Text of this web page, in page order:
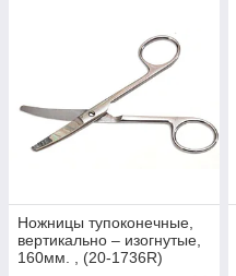
Ножницы тупоконечные,
вертикально – изогнутые,
160мм. , (20-1736R)